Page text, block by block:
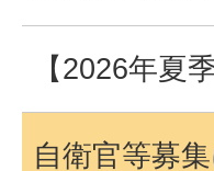
【2026年夏
自衛官等募